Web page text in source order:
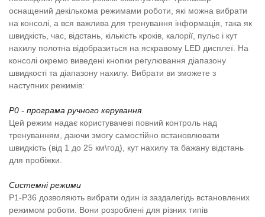
оснащений декількома режимами роботи, які можна вибрати
на консолі, а вся важлива для тренування інформація, така як
швидкість, час, відстань, кількість кроків, калорії, пульс і кут
нахилу полотна відобразиться на яскравому LED дисплеї. На
консолі окремо виведені кнопки регулювання діапазону
швидкості та діапазону нахилу. Вибрати ви зможете з
наступних режимів:
P0 - програма ручного керування
Цей режим надає користувачеві повний контроль над
тренуванням, даючи змогу самостійно встановлювати
швидкість (від 1 до 25 км\год), кут нахилу та бажану відстань
для пробіжки.
Системні режими
P1-P36 дозволяють вибрати один із заздалегідь встановлених
режимом роботи. Вони розроблені для різних типів